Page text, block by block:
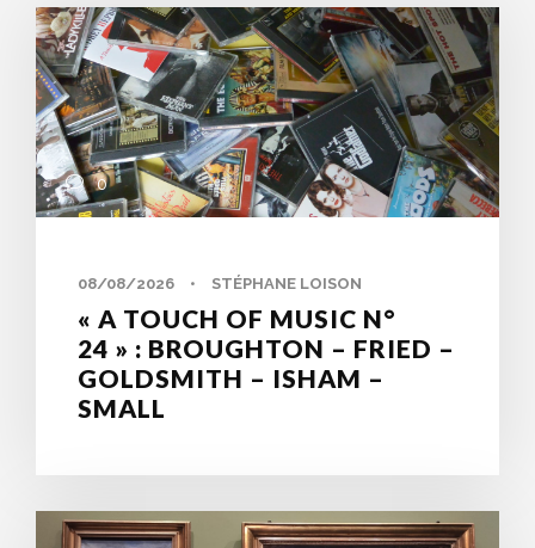
0
08/08/2026 • STÉPHANE LOISON
« A TOUCH OF MUSIC N°
24 » : BROUGHTON – FRIED –
GOLDSMITH – ISHAM –
SMALL